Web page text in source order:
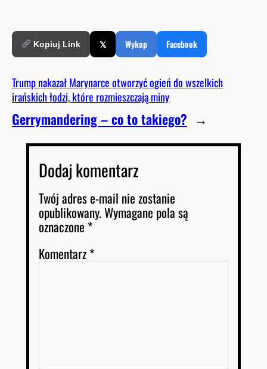
Kopiuj Link 𝕏 Wykop Facebook
Trump nakazał Marynarce otworzyć ogień do wszelkich
irańskich łodzi, które rozmieszczają miny
Gerrymandering – co to takiego? →
Dodaj komentarz
Twój adres e-mail nie zostanie
opublikowany.Wymagane pola są
oznaczone *
Komentarz*